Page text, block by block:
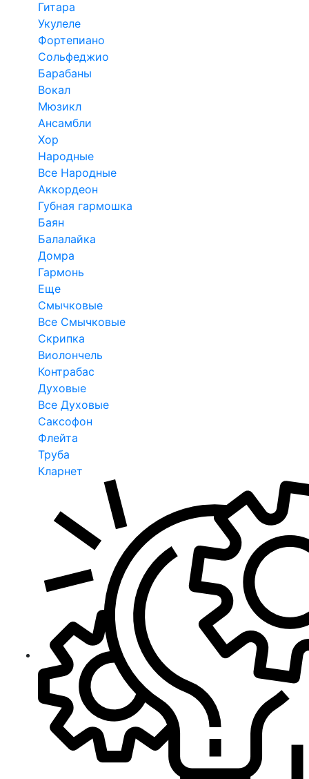
Гитара
Укулеле
Фортепиано
Сольфеджио
Барабаны
Вокал
Мюзикл
Ансамбли
Хор
Народные
Все Народные
Аккордеон
Губная гармошка
Баян
Балалайка
Домра
Гармонь
Еще
Смычковые
Все Смычковые
Скрипка
Виолончель
Контрабас
Духовые
Все Духовые
Саксофон
Флейта
Труба
Кларнет